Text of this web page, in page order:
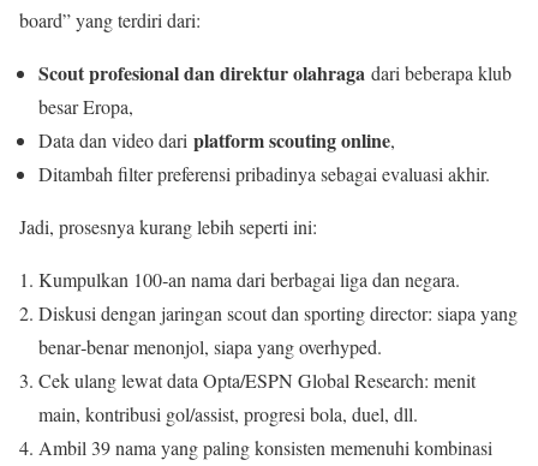
board” yang terdiri dari:
Scout profesional dan direktur olahraga dari beberapa klub
besar Eropa,
Data dan video dari platform scouting online,
Ditambah filter preferensi pribadinya sebagai evaluasi akhir.
Jadi, prosesnya kurang lebih seperti ini:
Kumpulkan 100‑an nama dari berbagai liga dan negara.
Diskusi dengan jaringan scout dan sporting director: siapa yang
benar‑benar menonjol, siapa yang overhyped.
Cek ulang lewat data Opta/ESPN Global Research: menit
main, kontribusi gol/assist, progresi bola, duel, dll.
Ambil 39 nama yang paling konsisten memenuhi kombinasi